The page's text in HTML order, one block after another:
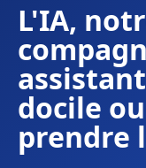
L'IA,
docile
prendre